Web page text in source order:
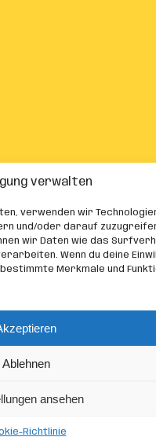
verwalten
verwenden wir
und/oder darauf
wir Daten wie das
Wenn du deine
Merkmale und
Ablehnen
ansehen
Richtlinie